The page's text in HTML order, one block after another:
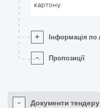
картону
+ Інформація по
- Пропозиції
- Документи тендеру